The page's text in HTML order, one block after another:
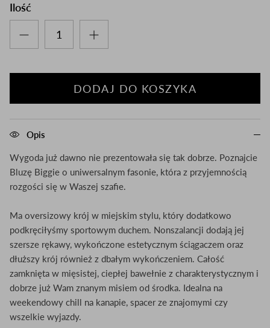
Ilość
DODAJ DO KOSZYKA
Opis
Wygoda już dawno nie prezentowała się tak dobrze. Poznajcie
Bluzę Biggie o uniwersalnym fasonie, która z przyjemnością
rozgości się w Waszej szafie.
Ma oversizowy krój w miejskim stylu, który dodatkowo
podkręciłyśmy sportowym duchem. Nonszalancji dodają jej
szersze rękawy, wykończone estetycznym ściągaczem oraz
dłuższy krój również z dbałym wykończeniem. Całość
zamknięta w mięsistej, ciepłej bawełnie z charakterystycznym i
dobrze już Wam znanym misiem od środka. Idealna na
weekendowy chill na kanapie, spacer ze znajomymi czy
wszelkie wyjazdy.